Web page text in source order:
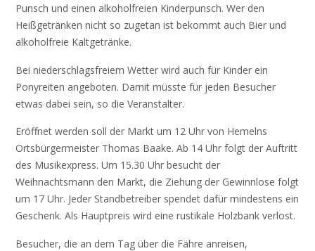
Punsch und einen alkoholfreien Kinderpunsch. Wer den
Heißgetränken nicht so zugetan ist bekommt auch Bier und
alkoholfreie Kaltgetränke.
Bei niederschlagsfreiem Wetter wird auch für Kinder ein
Ponyreiten angeboten. Damit müsste für jeden Besucher
etwas dabei sein, so die Veranstalter.
Eröffnet werden soll der Markt um 12 Uhr von Hemelns
Ortsbürgermeister Thomas Baake. Ab 14 Uhr folgt der Auftritt
des Musikexpress. Um 15.30 Uhr besucht der
Weihnachtsmann den Markt, die Ziehung der Gewinnlose folgt
um 17 Uhr. Jeder Standbetreiber spendet dafür mindestens ein
Geschenk. Als Hauptpreis wird eine rustikale Holzbank verlost.
Besucher, die an dem Tag über die Fähre anreisen,